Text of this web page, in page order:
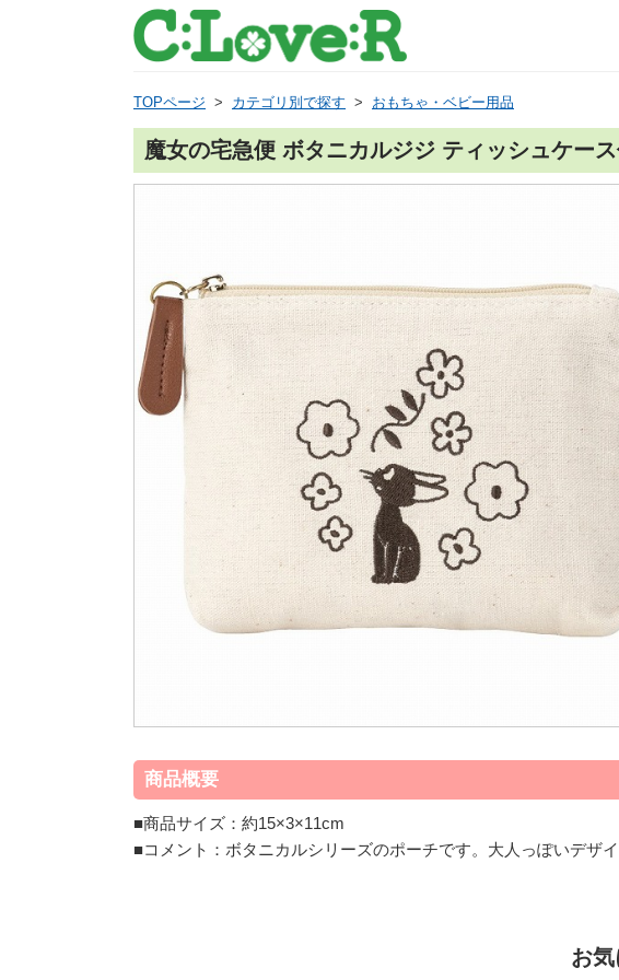
TOPページ > カテゴリ別で探す > おもちゃ・ベビー用品
魔女の宅急便 ボタニカルジジ ティッシュケー
商品概要
■商品サイズ：約15×3×11cm
■コメント：ボタニカルシリーズのポーチです。大人っぽいデザイ
お